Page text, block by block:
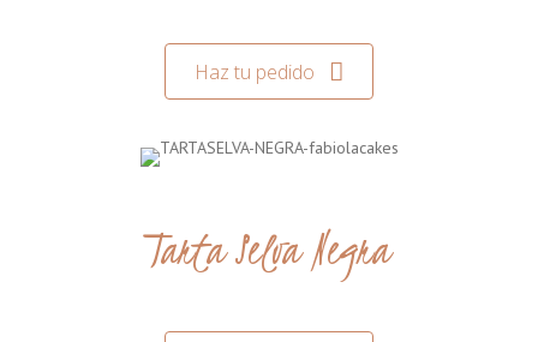
Haz tu pedido
Tarta Selva Negra